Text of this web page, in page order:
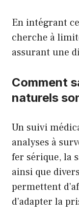
En intégrant
cherche à
assurant une
Comment
naturels
Un suivi
analyses à
fer sérique, la
ainsi que
permettent
d’adapter la